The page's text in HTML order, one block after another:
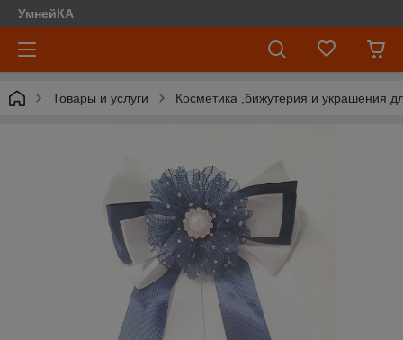
УмнейКА
Товары и услуги Косметика ,бижутерия и украшения